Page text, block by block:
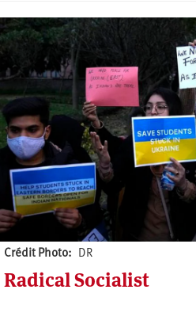
Crédit Photo DR
Radical Socialist